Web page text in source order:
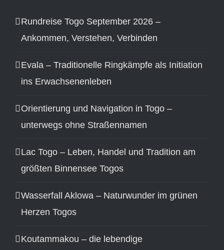
Rundreise Togo September 2026 –
Ankommen, Verstehen, Verbinden
Evala – Traditionelle Ringkämpfe als Initiation
ins Erwachsenenleben
Orientierung und Navigation in Togo –
unterwegs ohne Straßennamen
Lac Togo – Leben, Handel und Tradition am
größten Binnensee Togos
Wasserfall Aklowa – Naturwunder im grünen
Herzen Togos
Koutammakou – die lebendige